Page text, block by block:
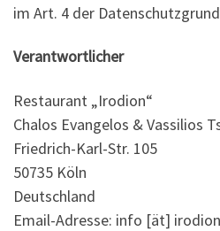
im Art. 4 der
Verantwortlicher
Restaurant „Irodion“
Chalos Evangelos & Vassilios
Friedrich-Karl-Str. 105
50735 Köln
Deutschland
Email-Adresse: info [ät]